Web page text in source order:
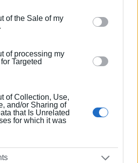
click to grant or deny consent to
party tags to use your data for
of the Sale of my
of processing my
Targeted
of Collection, Use,
and/or Sharing of
that Is Unrelated
for which it was
αρμόδιων θεσμών της
και της Ολομέλειας των
Ευρώπης (CCBE),
κινδύνους που ελλοχεύουν για το
νομικού πολιτισμού από τις
της δικαιοσύνης στο